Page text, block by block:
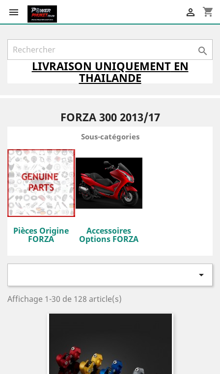
 shopping_cart


LIVRAISON UNIQUEMENTEN
THAILANDE
FORZA 300 2013/17
Sous-catégories
Pièces Origine
FORZA
Accessoires
Options FORZA

Affichage 1-30 de 128 article(s)